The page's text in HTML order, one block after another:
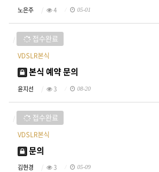
노은주 4 05-01
접수완료
VDSLR본식
본식 예약 문의
윤지선 3 08-20
접수완료
VDSLR본식
문의
김현경 3 05-09